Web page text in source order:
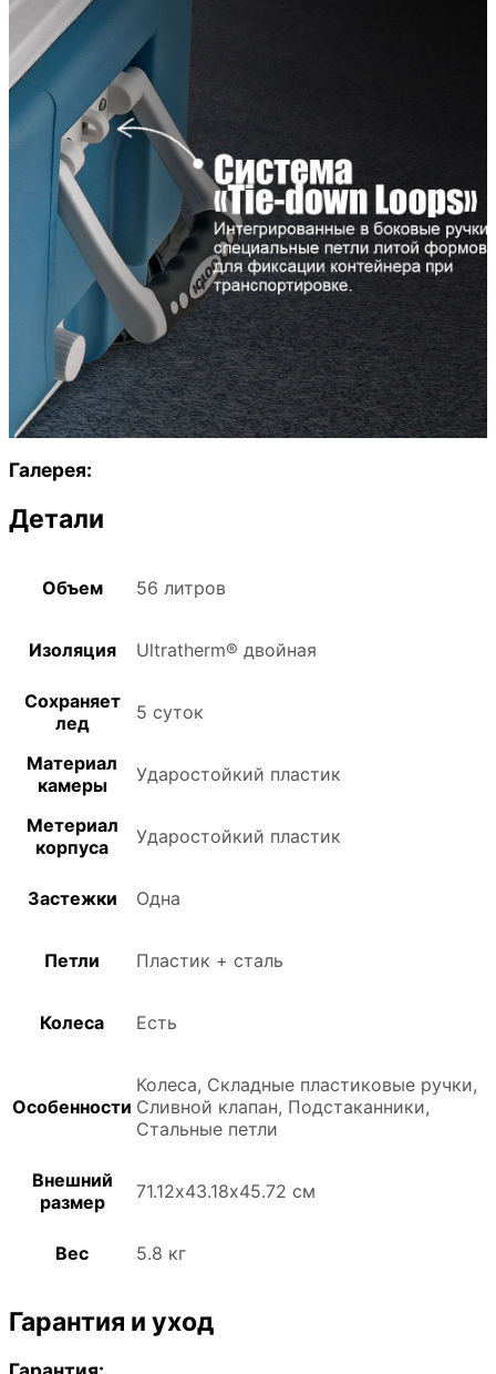
Галерея:
Детали
Объем 56 литров
Изоляция Ultratherm® двойная
Сохраняет
лед
5 суток
Материал
камеры
Ударостойкий пластик
Метериал
корпуса
Ударостойкий пластик
Застежки Одна
Петли Пластик + сталь
Колеса Есть
Особенности
Колеса, Складные пластиковые ручки,
Сливной клапан, Подстаканники,
Стальные петли
Внешний
размер
71.12х43.18х45.72 см
Вес 5.8 кг
Гарантия и уход